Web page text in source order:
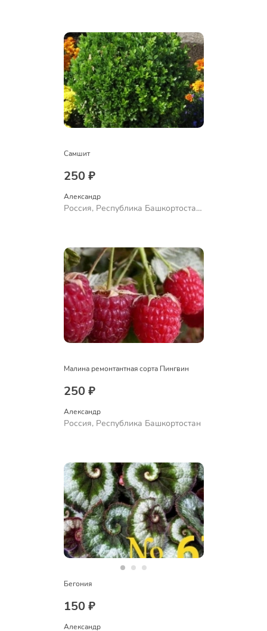
Самшит
250 ₽
Александр
Россия, Республика Башкортостан,
Малина ремонтантная сорта Пингвин
250 ₽
Александр
Россия, Республика Башкортостан
Бегония
150 ₽
Александр